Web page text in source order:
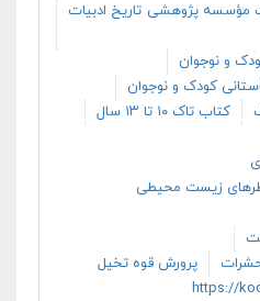
مؤسسه پژوهشی تاریخ ادبیات
و نوجوان
کودک و نوجوان
کتاب تاک ۱۰ تا ۱۳ سال
زیست محیطی
پرورش قوه تخیل
https://